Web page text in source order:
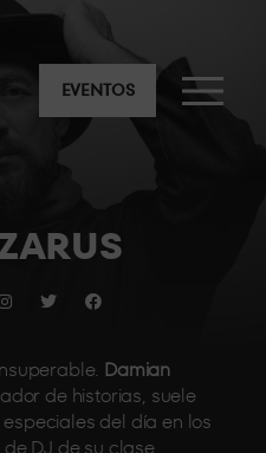
EVENTOS
Damian
de historias, suele
del día en los